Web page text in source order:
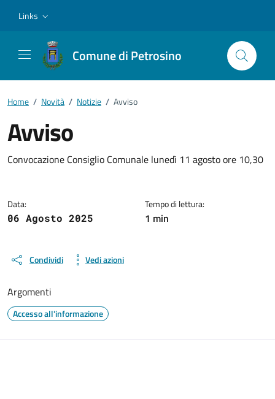
Links
Comune di Petrosino
Home / Novità / Notizie / Avviso
Avviso
Dettagli della notizia
Convocazione Consiglio Comunale lunedì 11 agosto ore 10,30
Data:
06 Agosto 2025
Tempo di lettura:
1 min
Condividi Vedi azioni
Argomenti
Accesso all'informazione